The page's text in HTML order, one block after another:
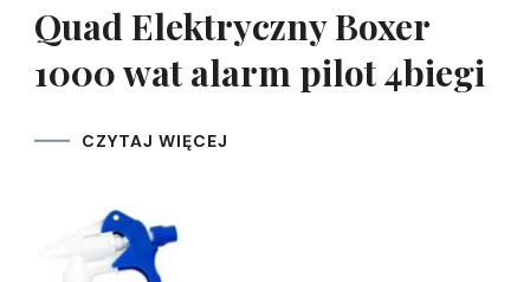
Quad Elektryczny Boxer
1000 wat alarm pilot 4biegi
CZYTAJ WIĘCEJ